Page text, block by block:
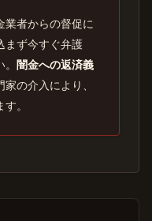
業者からの督促に
まず今すぐ弁護
闇金への返済義
家の介入により、
。